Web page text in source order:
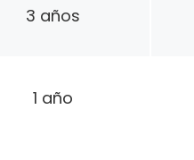
3 años
1 año